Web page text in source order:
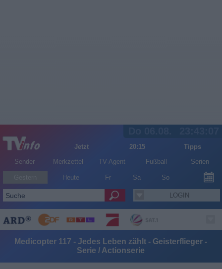
Jetzt 20:15
Tipps
Sender
Merkzettel TV-Agent Fußball Serien
Heute Fr Sa So
LOGIN
Medicopter 117 - Jedes Leben zählt - Geisterflieger -
Serie / Actionserie